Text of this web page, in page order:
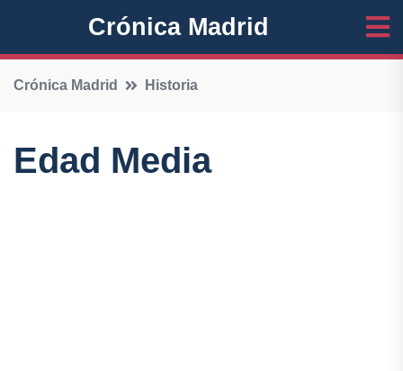
Crónica Madrid
Crónica Madrid Historia
Edad Media